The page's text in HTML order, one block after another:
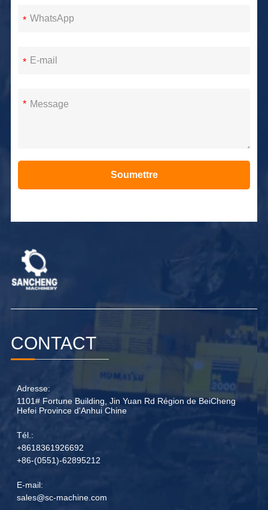
CONTACT
Adresse:
1101# Fortune Building, Jin Yuan Rd Région de BeiCheng
Hefei Province d'Anhui Chine
Tél.:
+8618361926692
+86-(0551)-62895212
E-mail:
sales@sc-machine.com
*
*
*
Soumettre